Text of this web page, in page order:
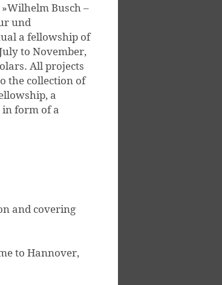
Busch –
und
a fellowship of
to November,
All projects
the collection of
a
form of a
and covering
to Hannover,